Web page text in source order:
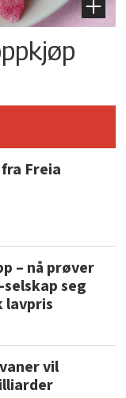
Freia
– nå prøver
seg
lavpris
vil